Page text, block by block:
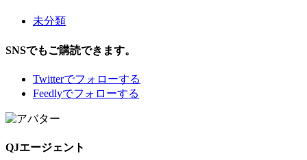
未分類
SNSでもご購読できます。
Twitterでフォローする
Feedlyでフォローする
QJエージェント